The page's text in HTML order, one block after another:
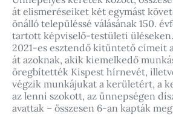
át elismeréseiket két egymást
önálló településsé válásának 150.
tartott képviselő-testületi
2021-es esztendő kitüntető címeit
át azoknak, akik kiemelkedő
öregbítették Kispest hírnevét,
végzik munkájukat a kerületért, a
az lenni szokott, az ünnepségen
avattak – összesen 6-an kapták